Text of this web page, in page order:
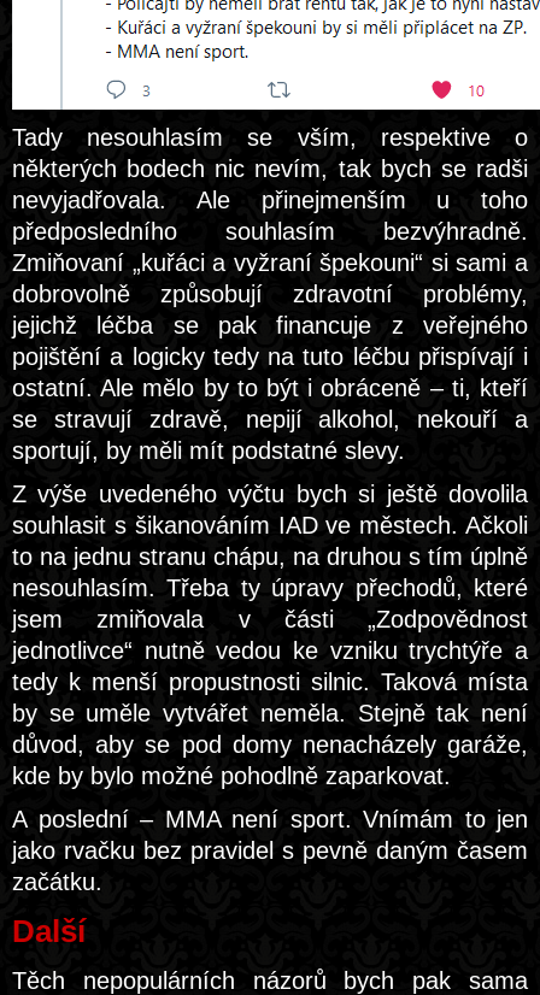
Tady nesouhlasím se vším, respektive o
některých bodech nic nevím, tak bych se radši
nevyjadřovala. Ale přinejmenším u toho
předposledního souhlasím bezvýhradně.
Zmiňovaní „kuřáci a vyžraní špekouni“ si sami a
dobrovolně způsobují zdravotní problémy,
jejichž léčba se pak financuje z veřejného
pojištění a logicky tedy na tuto léčbu přispívají i
ostatní. Ale mělo by to být i obráceně – ti, kteří
se stravují zdravě, nepijí alkohol, nekouří a
sportují, by měli mít podstatné slevy.
Z výše uvedeného výčtu bych si ještě dovolila
souhlasit s šikanováním IAD ve městech. Ačkoli
to na jednu stranu chápu, na druhou s tím úplně
nesouhlasím. Třeba ty úpravy přechodů, které
jsem zmiňovala v části „Zodpovědnost
jednotlivce“ nutně vedou ke vzniku trychtýře a
tedy k menší propustnosti silnic. Taková místa
by se uměle vytvářet neměla. Stejně tak není
důvod, aby se pod domy nenacházely garáže,
kde by bylo možné pohodlně zaparkovat.
A poslední – MMA není sport. Vnímám to jen
jako rvačku bez pravidel s pevně daným časem
začátku.
Další
Těch nepopulárních názorů bych pak sama